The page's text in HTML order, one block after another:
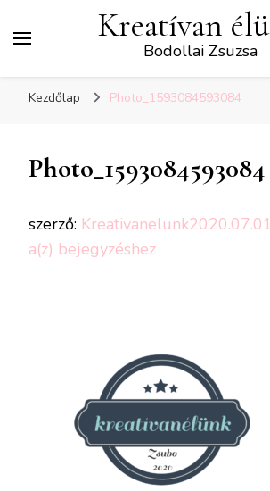
Kreatívan
Bodollai Zsuzsa
Kezdőlap Photo_1593084593084
Photo_1593084593084
szerző: Kreativanelunk
a(z) Photo_1593084593084
bejegyzéshez